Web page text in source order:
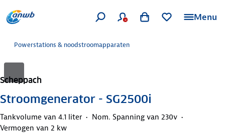
Menu
Powerstations & noodstroomapparaten
Scheppach
Stroomgenerator - SG2500i
Tankvolume van 4.1 liter
Nom. Spanning van 230v
Vermogen van 2 kw